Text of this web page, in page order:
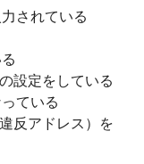
されている
設定をしている
ている
反アドレス）を